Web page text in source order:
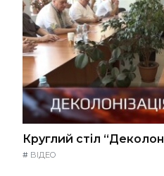
Круглий стіл
# ВІДЕО